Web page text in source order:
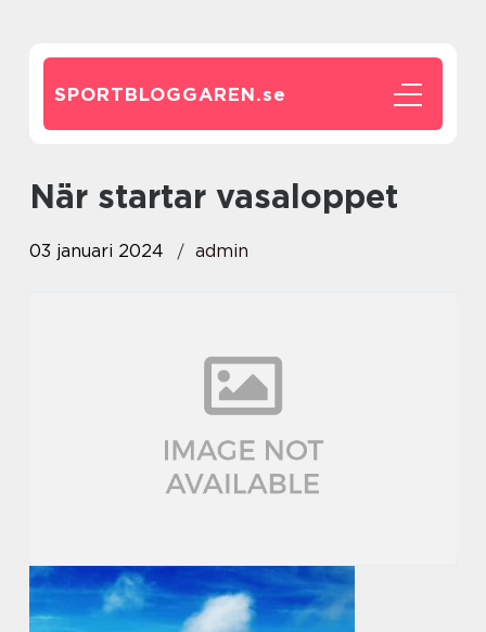
SPORTBLOGGAREN.se
när startar vasaloppet
03 januari 2024 admin